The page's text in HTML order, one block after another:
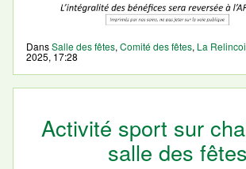
DansSalle des fêtes, Comité des fêtes, La
2025, 17:28
Activité sport sur
salle des fêtes